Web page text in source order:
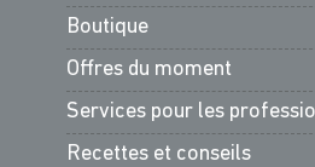
Boutique
Offres du moment
Services pour les
Recettes et conseils